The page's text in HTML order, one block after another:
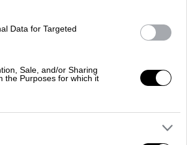
Data for Targeted
Sale, and/or Sharing
the Purposes for which it
πραγματικός
οι αγρότες
επόμενες